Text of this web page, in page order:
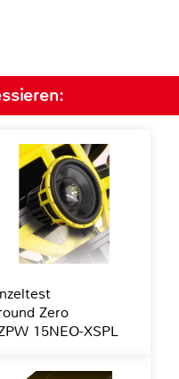
Zero
15NEO-XSPL